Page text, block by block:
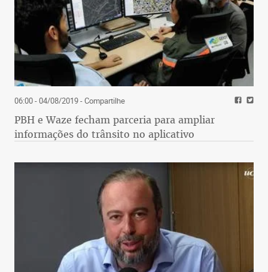
06:00 - 04/08/2019- Compartilhe
PBH e Waze fecham parceria para ampliar
informações do trânsito no aplicativo